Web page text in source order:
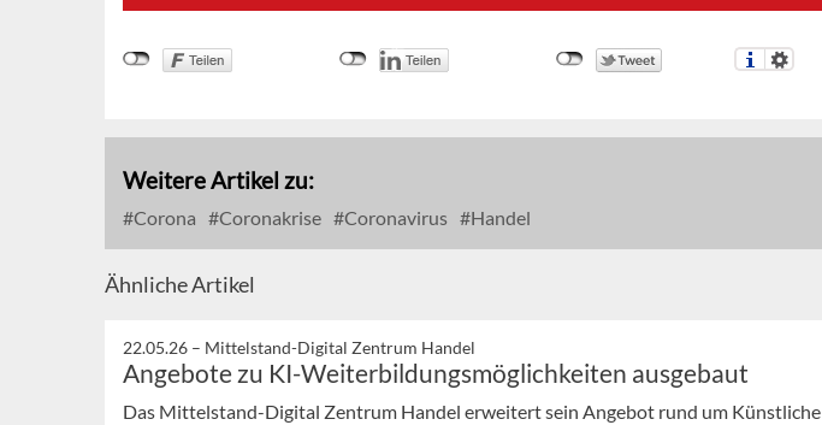
Weitere Artikel zu:
Corona Coronakrise Coronavirus Handel
Ähnliche Artikel
22.05.26 – Mittelstand-Digital Zentrum Handel
Angebote zu KI-Weiterbildungsmöglichkeiten ausgebaut
Das Mittelstand-Digital Zentrum Handel erweitert sein Angebot rund um Künstliche